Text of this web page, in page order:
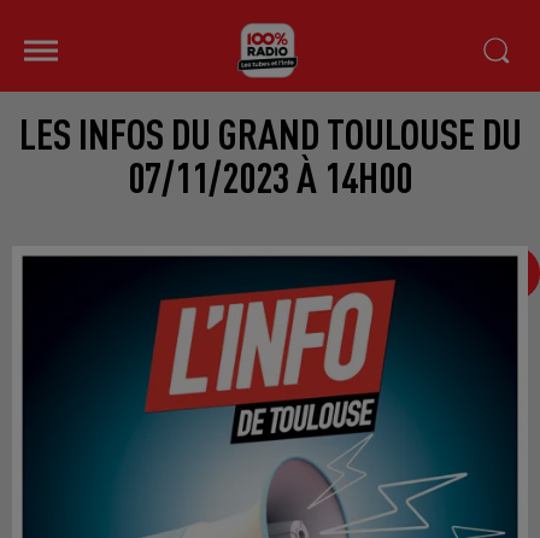
LES INFOS DU GRAND TOULOUSE DU
07/11/2023 À 14H00